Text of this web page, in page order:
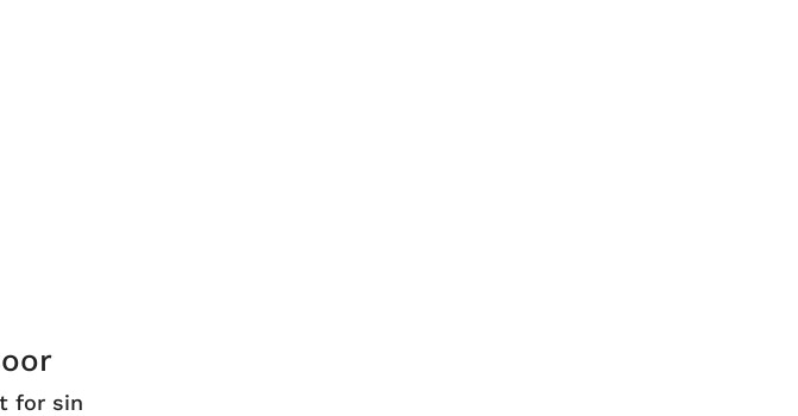
for sin